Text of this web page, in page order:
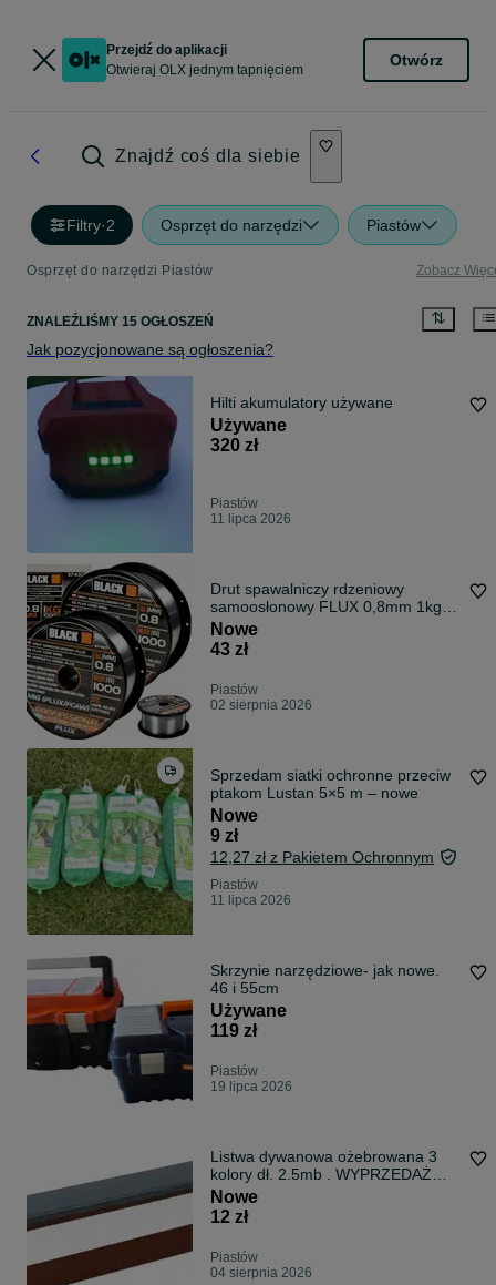
Przejdź do aplikacji
Otwieraj OLX jednym tapnięciem
Otwórz
Znajdź coś dla siebie
Filtry·2 Osprzęt do narzędzi Piastów
Osprzęt do narzędzi Piastów Zobacz
ZNALEŹLIŚMY 15 OGŁOSZEŃ
Jak pozycjonowane są ogłoszenia?
Hilti akumulatory używane
Używane
320 zł
Piastów
11 lipca 2026
Drut spawalniczy rdzeniowy
samoosłonowy FLUX 0,8mm 1kg
1000g 1kg FCAW
Nowe
43 zł
Piastów
02 sierpnia 2026
Sprzedam siatki ochronne przeciw
ptakom Lustan 5×5 m – nowe
Nowe
9 zł
12,27 zł z Pakietem Ochronnym
Piastów
11 lipca 2026
Skrzynie narzędziowe- jak nowe.
46 i 55cm
Używane
119 zł
Piastów
19 lipca 2026
Listwa dywanowa ożebrowana 3
kolory dł. 2.5mb . WYPRZEDAŻ
-30% Odbiór osobisty Piastów
Nowe
12 zł
Piastów
04 sierpnia 2026